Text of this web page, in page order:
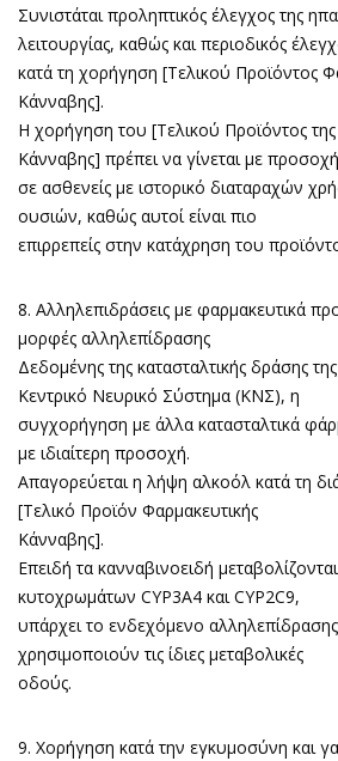
Συνιστάται προληπτικός έλεγχος της
λειτουργίας, καθώς και περιοδικός
κατά τη χορήγηση [Τελικού Προϊόντος
Κάνναβης].
Η χορήγηση του [Τελικού Προϊόντος
Κάνναβης] πρέπει να γίνεται με προσοχή
σε ασθενείς με ιστορικό διαταραχών
ουσιών, καθώς αυτοί είναι πιο
επιρρεπείς στην κατάχρηση του
8. Αλληλεπιδράσεις με φαρμακευτικά
μορφές αλληλεπίδρασης
Δεδομένης της κατασταλτικής δράσης
Κεντρικό Νευρικό Σύστημα (ΚΝΣ), η
συγχορήγηση με άλλα κατασταλτικά
με ιδιαίτερη προσοχή.
Απαγορεύεται η λήψη αλκοόλ κατά τη
[Τελικό Προϊόν Φαρμακευτικής
Κάνναβης].
Επειδή τα κανναβινοειδή
κυτοχρωμάτων CYP3A4 και CYP2C9,
υπάρχει το ενδεχόμενο
χρησιμοποιούν τις ίδιες μεταβολικές
οδούς.
9. Χορήγηση κατά την εγκυμοσύνη και